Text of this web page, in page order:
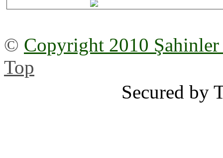
© Copyright 2010 Şahinler
Top
Secured by